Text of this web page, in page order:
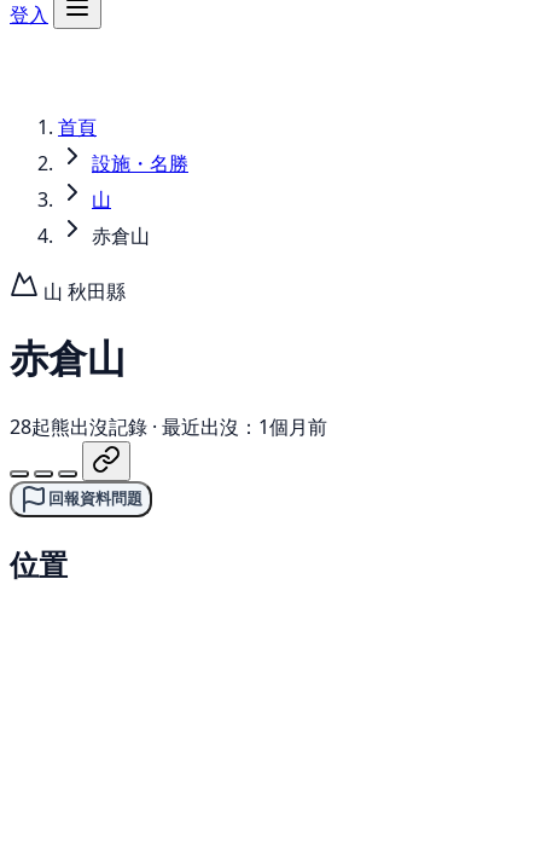
登入
首頁
設施・名勝
山
赤倉山
山 秋田縣
赤倉山
28起熊出沒記錄 · 最近出沒：1個月前
回報資料問題
位置